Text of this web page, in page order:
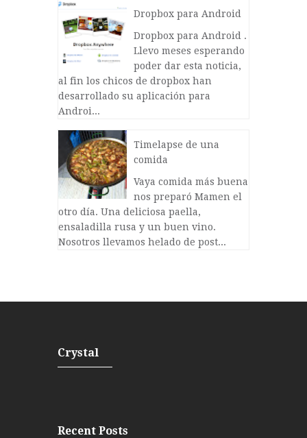
Dropbox para Android
Dropbox para Android .
Llevo meses esperando
poder dar esta noticia,
al fin los chicos de dropbox han
desarrollado su aplicación para
Androi...
Timelapse de una
comida
Vaya comida más buena
nos preparó Mamen el
otro día. Una deliciosa paella,
ensaladilla rusa y un buen vino.
Nosotros llevamos helado de post...
Crystal
Recent Posts